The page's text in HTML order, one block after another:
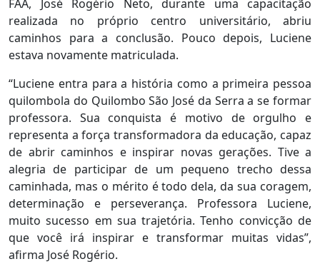
FAA, José Rogério Neto, durante uma capacitação
realizada no próprio centro universitário, abriu
caminhos para a conclusão. Pouco depois, Luciene
estava novamente matriculada.
“Luciene entra para a história como a primeira pessoa
quilombola do Quilombo São José da Serra a se formar
professora. Sua conquista é motivo de orgulho e
representa a força transformadora da educação, capaz
de abrir caminhos e inspirar novas gerações. Tive a
alegria de participar de um pequeno trecho dessa
caminhada, mas o mérito é todo dela, da sua coragem,
determinação e perseverança. Professora Luciene,
muito sucesso em sua trajetória. Tenho convicção de
que você irá inspirar e transformar muitas vidas”,
afirma José Rogério.